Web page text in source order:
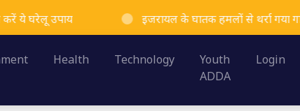
इजरायल के घातक हमलों से थर्रा गया गाजा, 3
Health Technology
Youth
ADDA
Login